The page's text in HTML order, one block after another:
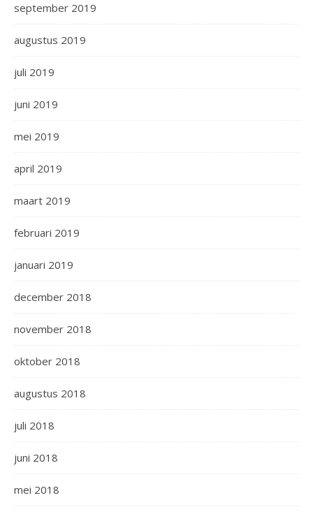
september 2019
augustus 2019
juli 2019
juni 2019
mei 2019
april 2019
maart 2019
februari 2019
januari 2019
december 2018
november 2018
oktober 2018
augustus 2018
juli 2018
juni 2018
mei 2018